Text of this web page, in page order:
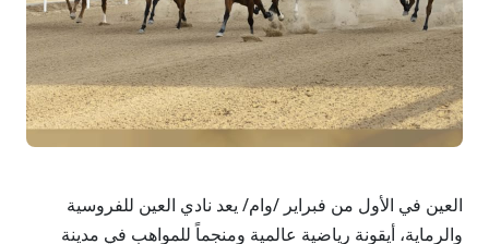
العين في الأول من فبراير /وام/ يعد نادي العين للفروسية
والرماية، أيقونة رياضية عالمية ومنجماً للمواهب في مدينة